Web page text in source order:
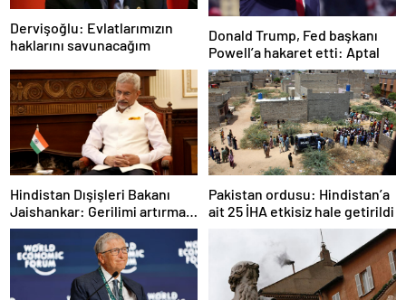
Dervişoğlu: Evlatlarımızın
haklarını savunacağım
Donald Trump, Fed başkanı
Powell’a hakaret etti: Aptal
Hindistan Dışişleri Bakanı
Jaishankar: Gerilimi artırmak
gibi bir niyetimiz yok
Pakistan ordusu: Hindistan’a
ait 25 İHA etkisiz hale getirildi